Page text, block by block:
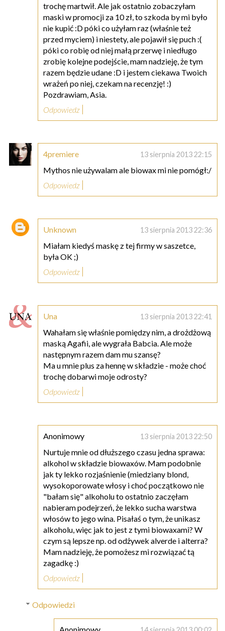
trochę martwił. Ale jak ostatnio zobaczyłam
maski w promocji za 10 zł, to szkoda by mi było
nie kupić :D póki co użyłam raz (właśnie też
przed myciem) i niestety, ale pojawił się puch :(
póki co robię od niej małą przerwę i niedługo
zrobię kolejne podejście, mam nadzieję, że tym
razem będzie udane :D i jestem ciekawa Twoich
wrażeń po niej, czekam na recenzję! :)
Pozdrawiam, Asia.
Odpowiedz
4premiere 13 sierpnia 2013 22:15
Mythos nie używalam ale biowax mi nie pomógł:/
Odpowiedz
Unknown 13 sierpnia 2013 22:36
Miałam kiedyś maskę z tej firmy w saszetce,
była OK ;)
Odpowiedz
Una 13 sierpnia 2013 22:41
Wahałam się właśnie pomiędzy nim, a drożdżową
maską Agafii, ale wygrała Babcia. Ale może
następnym razem dam mu szansę?
Ma u mnie plus za hennę w składzie - może choć
trochę dobarwi moje odrosty?
Odpowiedz
Anonimowy 13 sierpnia 2013 22:50
Nurtuje mnie od dłuższego czasu jedna sprawa:
alkohol w składzie biowaxów. Mam podobnie
jak ty lekko rozjaśnienie (miedziany blond,
wysokoporowate włosy i choć początkowo nie
"bałam się" alkoholu to ostatnio zaczęłam
nabieram podejrzeń, że lekko sucha warstwa
włosów to jego wina. Pisałaś o tym, że unikasz
alkoholu, więc jak to jest z tymi biowaxami? W
czym są lepsze np. od odżywek alverde i alterra?
Mam nadzieję, że pomożesz mi rozwiązać tą
zagadkę :)
Odpowiedz
Odpowiedzi